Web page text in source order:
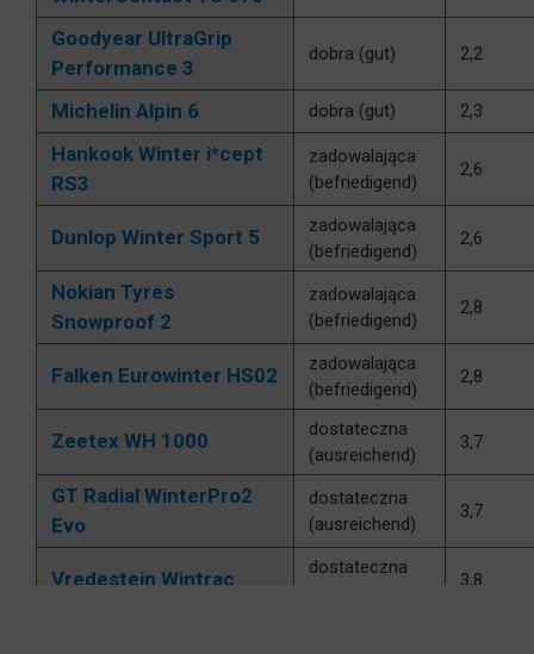
Goodyear UltraGrip
Performance 3
dobra (gut) 2,2
Michelin Alpin 6 dobra (gut) 2,3
Hankook Winter i*cept
RS3
zadowalająca
(befriedigend)
2,6
Dunlop Winter Sport 5
zadowalająca
(befriedigend)
2,6
Nokian Tyres
Snowproof 2
zadowalająca
(befriedigend)
2,8
Falken Eurowinter HS02
zadowalająca
(befriedigend)
2,8
Zeetex WH 1000
dostateczna
(ausreichend)
3,7
GT Radial WinterPro2
Evo
dostateczna
(ausreichend)
3,7
Vredestein Wintrac
dostateczna
3,8